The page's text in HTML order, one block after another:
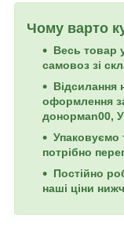
Чому варто
Весь товар
самовоз зі
Відсилання
оформлення
донормan00,
Упаковуємо
потрібно
Постійно
наші ціни